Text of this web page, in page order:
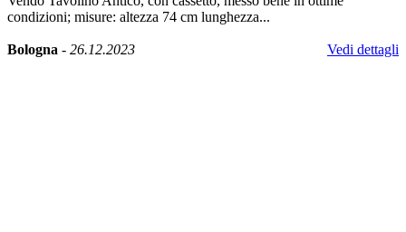
condizioni; misure: altezza 74 cm lunghezza...
Bologna - 26.12.2023 Vedi dettagli